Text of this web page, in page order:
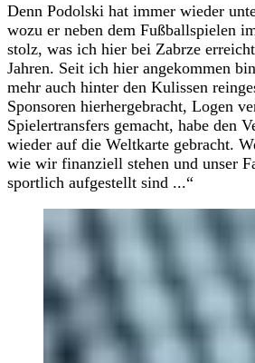
Denn Podolski hat immer wieder
wozu er neben dem Fußballspielen
stolz, was ich hier bei Zabrze
Jahren. Seit ich hier angekommen
mehr auch hinter den Kulissen
Sponsoren hierhergebracht, Logen
Spielertransfers gemacht, habe den
wieder auf die Weltkarte gebracht.
wie wir finanziell stehen und unser
sportlich aufgestellt sind ...“